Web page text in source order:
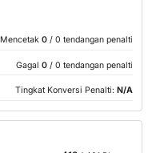
Mencetak 0 / 0 tendangan penalti
Gagal 0 / 0 tendangan penalti
Tingkat Konversi Penalti: N/A